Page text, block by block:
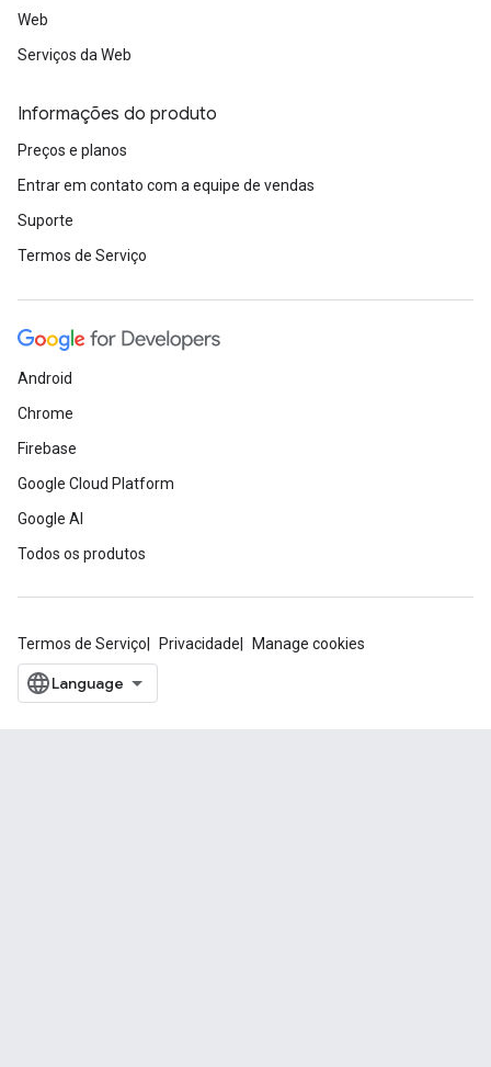
Web
Serviços da Web
Informações do produto
Preços e planos
Entrar em contato com a equipe de vendas
Suporte
Termos de Serviço
Android
Chrome
Firebase
Google Cloud Platform
Google AI
Todos os produtos
Termos de Serviço Privacidade Manage cookies